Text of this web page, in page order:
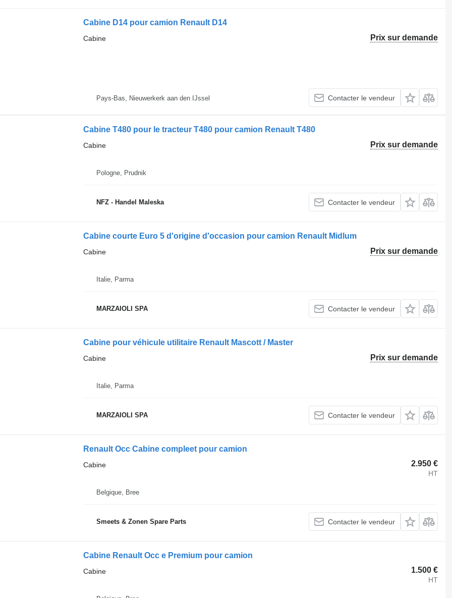
Cabine D14 pour camion Renault D14
Prix sur demande
Cabine
Pays-Bas, Nieuwerkerk aan den IJssel Contacter le vendeur
Cabine T480 pour le tracteur T480 pour camion Renault T480
Prix sur demande
Cabine
Pologne, Prudnik
NFZ - Handel Maleska Contacter le vendeur
Cabine courte Euro 5 d'origine d'occasion pour camion Renault Midlum
Prix sur demande
Cabine
Italie, Parma
MARZAIOLI SPA Contacter le vendeur
Cabine pour véhicule utilitaire Renault Mascott / Master
Prix sur demande
Cabine
Italie, Parma
MARZAIOLI SPA Contacter le vendeur
Renault Occ Cabine compleet pour camion
2.950 €
HT
Cabine
Belgique, Bree
Smeets & Zonen Spare Parts Contacter le vendeur
Cabine Renault Occ e Premium pour camion
1.500 €
HT
Cabine